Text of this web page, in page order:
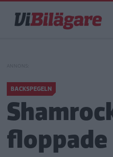
huvudinnehåll
BACKSPEGELN